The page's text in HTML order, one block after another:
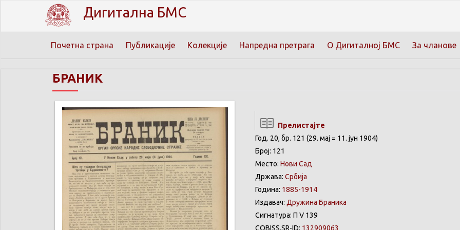
Дигитална БМС
Почетна страна Публикације Колекције Напредна претрага О Дигиталној БМС За чланове
БРАНИК
Прелистајте
Год. 20, бр. 121 (29. мај = 11. јун 1904)
Број: 121
Место: Нови Сад
Држава: Србија
Година: 1885-1914
Издавач: Дружина Браника
Сигнатура: П V 139
COBISS.SR-ID: 132909063